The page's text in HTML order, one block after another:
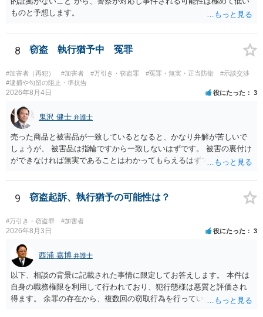
をつけてくださいね。それが一番大事です。
ものと予想します。
8 窃盗 執行猶予中 冤罪
#加害者（再犯） #加害者 #万引き・窃盗罪 #冤罪・無実・正当防衛
#示談交渉
#逮捕や勾留の阻止・準抗告
2026年8月4日 役にたった 3
鬼沢 健士 弁護士
売った商品と被害品が一致しているとなると、かなり弁解が苦しいで
しょうが、 被害品は指輪ですから一致しないはずです。 被害の裏付け
ができなければ無実であることはわかってもらえるはずです。
9 窃盗起訴、執行猶予の可能性は？
#万引き・窃盗罪 #加害者
2026年8月3日 役にたった 3
西浦 嘉博 弁護士
以下、相談の背景に記載された事情に限定してお答えします。 本件は
自身の職務権限を利用して行われており、犯行態様は悪質と評価され
得ます。 余罪の存在から、複数回の窃取行為を行っていたことも悪質